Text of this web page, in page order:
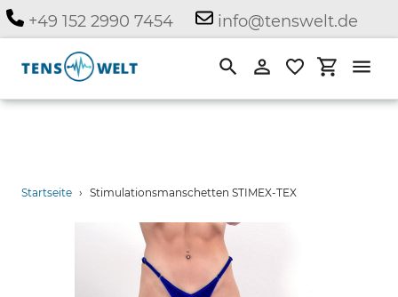
Direkt
zum
Inhalt
+49 152 2990 7454 info@tenswelt.de
SuchenEinloggen
Startseite › Stimulationsmanschetten STIMEX-TEX